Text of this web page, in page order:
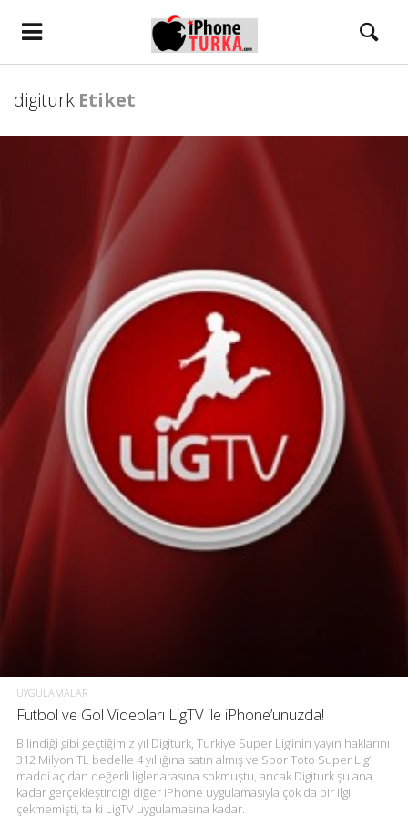
digiturk Etiket
UYGULAMALAR
Futbol ve Gol Videoları LigTV ile iPhone’unuzda!
Bilindiği gibi geçtiğimiz yıl Digiturk, Turkiye Super Lig’inin yayın haklarını
312 Milyon TL bedelle 4 yıllığına satın almış ve Spor Toto Super Lig’i
maddi açıdan değerli ligler arasına sokmuştu, ancak Digiturk şu ana
kadar gerçekleştirdiği diğer iPhone uygulamasıyla çok da bir ilgi
çekmemişti, ta ki LigTV uygulamasına kadar.